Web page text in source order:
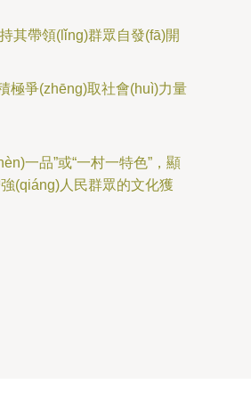
持其帶領(lǐng)群眾自發(fā)開
積極爭(zhēng)取社會(huì)力量
品”或“一村一特色”，顯
強(qiáng)人民群眾的文化獲